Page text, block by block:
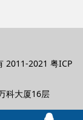
2011-2021 粤ICP
科大厦16层